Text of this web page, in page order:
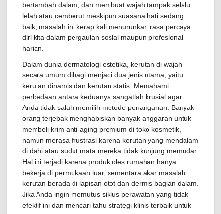
bertambah dalam, dan membuat wajah tampak selalu
lelah atau cemberut meskipun suasana hati sedang
baik, masalah ini kerap kali menurunkan rasa percaya
diri kita dalam pergaulan sosial maupun profesional
harian.
Dalam dunia dermatologi estetika, kerutan di wajah
secara umum dibagi menjadi dua jenis utama, yaitu
kerutan dinamis dan kerutan statis. Memahami
perbedaan antara keduanya sangatlah krusial agar
Anda tidak salah memilih metode penanganan. Banyak
orang terjebak menghabiskan banyak anggaran untuk
membeli krim anti-aging premium di toko kosmetik,
namun merasa frustrasi karena kerutan yang mendalam
di dahi atau sudut mata mereka tidak kunjung memudar.
Hal ini terjadi karena produk oles rumahan hanya
bekerja di permukaan luar, sementara akar masalah
kerutan berada di lapisan otot dan dermis bagian dalam.
Jika Anda ingin memutus siklus perawatan yang tidak
efektif ini dan mencari tahu strategi klinis terbaik untuk